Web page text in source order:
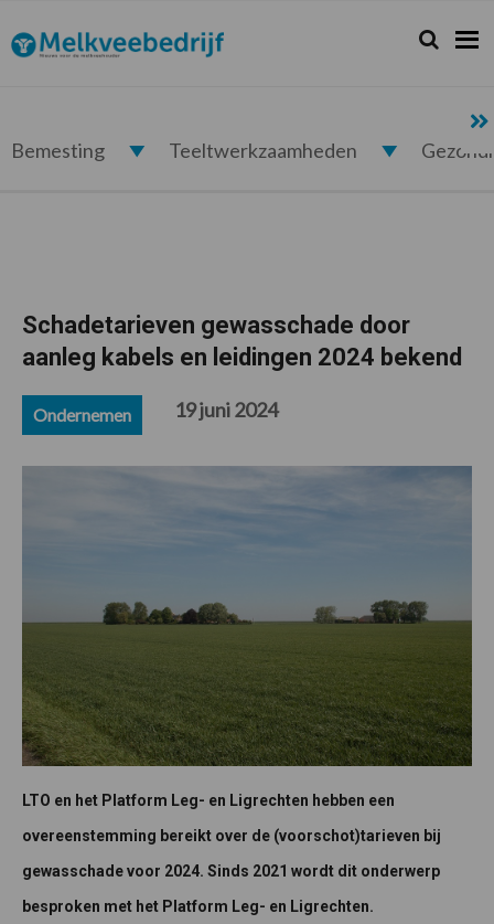
de
hoofdnavigatie
de
hoofd
de
eerste
de
voettekst
Melkveebedrijf.nl Zoeken...
Zoek
Bemesting Teeltwerkzaamheden
Schadetarieven gewasschade door
aanleg kabels en leidingen 2024 bekend
Ondernemen 19 juni 2024
LTO en het Platform Leg- en Ligrechten hebben een
overeenstemming bereikt over de (voorschot)tarieven bij
gewasschade voor 2024. Sinds 2021 wordt dit onderwerp
besproken met het Platform Leg- en Ligrechten.